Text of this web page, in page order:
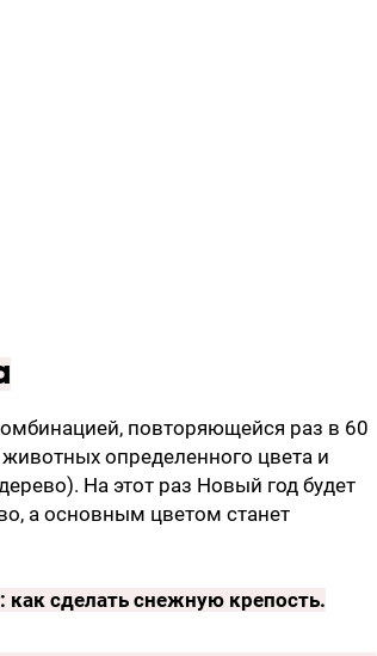
повторяющейся раз в 60
определенного цвета и
На этот раз Новый год будет
а основным цветом станет
как сделать снежную крепость.